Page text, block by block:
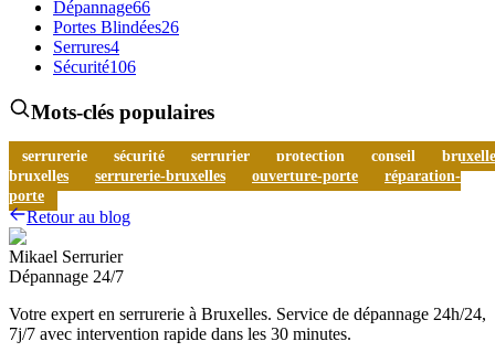
Dépannage66
Portes Blindées26
Serrures4
Sécurité106
Mots-clés populaires
serrurerie sécurité serrurier protection conseil
bruxelles
serrurerie-bruxelles ouverture-porte
réparation-
porte
Retour au blog
Mikael Serrurier
Dépannage 24/7
Votre expert en serrurerie à Bruxelles. Service de dépannage 24h/24,
7j/7 avec intervention rapide dans les 30 minutes.